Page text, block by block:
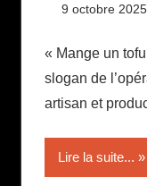
9 octobre 2025
« Mange un
slogan de
artisan et
Lire la suite...